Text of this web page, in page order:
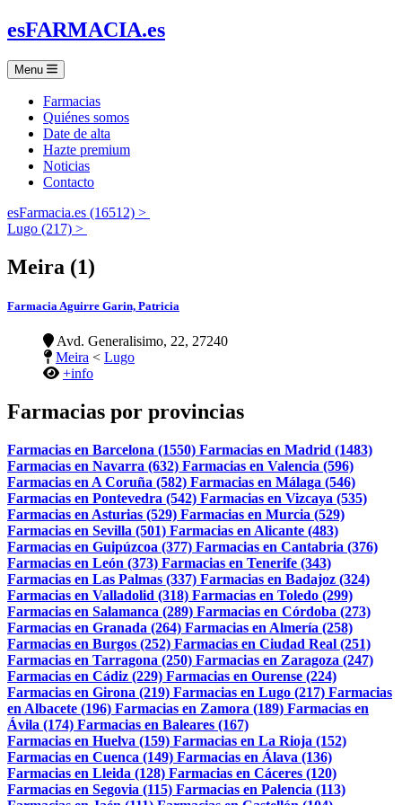
esFARMACIA.es
Menu
Farmacias
Quiénes somos
Date de alta
Hazte premium
Noticias
Contacto
esFarmacia.es (16512) >
Lugo (217) >
Meira (1)
Farmacia Aguirre Garin, Patricia
Avd. Generalisimo, 22, 27240
Meira < Lugo
+info
Farmacias por provincias
Farmacias en Barcelona (1550) Farmacias en Madrid (1483)
Farmacias en Navarra (632) Farmacias en Valencia (596)
Farmacias en A Coruña (582) Farmacias en Málaga (546)
Farmacias en Pontevedra (542) Farmacias en Vizcaya (535)
Farmacias en Asturias (529) Farmacias en Murcia (529)
Farmacias en Sevilla (501) Farmacias en Alicante (483)
Farmacias en Guipúzcoa (377) Farmacias en Cantabria (376)
Farmacias en León (373) Farmacias en Tenerife (343)
Farmacias en Las Palmas (337) Farmacias en Badajoz (324)
Farmacias en Valladolid (318) Farmacias en Toledo (299)
Farmacias en Salamanca (289) Farmacias en Córdoba (273)
Farmacias en Granada (264) Farmacias en Almería (258)
Farmacias en Burgos (252) Farmacias en Ciudad Real (251)
Farmacias en Tarragona (250) Farmacias en Zaragoza (247)
Farmacias en Cádiz (229) Farmacias en Ourense (224)
Farmacias en Girona (219) Farmacias en Lugo (217) Farmacias
en Albacete (196) Farmacias en Zamora (189) Farmacias en
Ávila (174) Farmacias en Baleares (167)
Farmacias en Huelva (159) Farmacias en La Rioja (152)
Farmacias en Cuenca (149) Farmacias en Álava (136)
Farmacias en Lleida (128) Farmacias en Cáceres (120)
Farmacias en Segovia (115) Farmacias en Palencia (113)